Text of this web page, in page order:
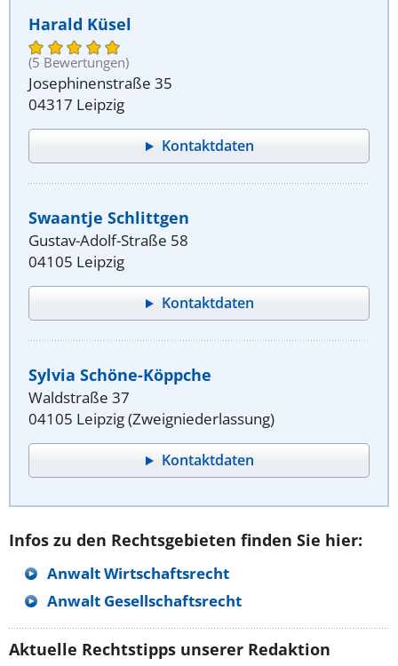
Harald Küsel
(5 Bewertungen)
Josephinenstraße 35
04317 Leipzig
Kontaktdaten
Swaantje Schlittgen
Gustav-Adolf-Straße 58
04105 Leipzig
Kontaktdaten
Sylvia Schöne-Köppche
Waldstraße 37
04105 Leipzig (Zweigniederlassung)
Kontaktdaten
Infos zu den Rechtsgebieten finden Sie hier:
Anwalt Wirtschaftsrecht
Anwalt Gesellschaftsrecht
Aktuelle Rechtstipps unserer Redaktion